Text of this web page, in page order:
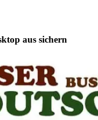
aus sichern